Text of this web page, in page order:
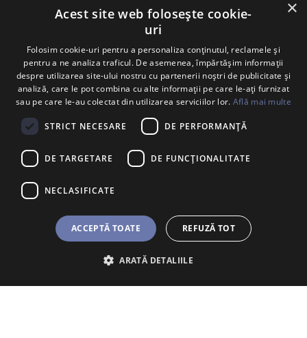
×
Acest site web folosește cookie-
uri
Folosim cookie-uri pentru a personaliza conținutul, reclamele și
pentru a ne analiza traficul. De asemenea, împărtășim informații
despre utilizarea site-ului nostru cu partenerii noștri de publicitate și
analiză, care le pot combina cu alte informații pe care le-ați furnizat
sau pe care le-au colectat din utilizarea serviciilor lor. Află mai multe
STRICT NECESARE DE PERFORMANȚĂ
DE TARGETARE DE FUNCŢIONALITATE
NECLASIFICATE
ACCEPTĂ TOATE REFUZĂ TOT
ARATĂ DETALIILE